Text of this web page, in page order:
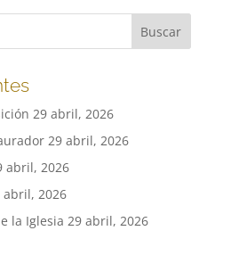
29 abril, 2026
29 abril, 2026
abril, 2026
abril, 2026
la Iglesia 29 abril, 2026